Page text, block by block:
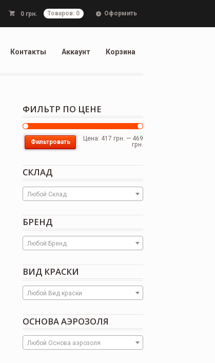
0 грн. Товаров: 0 Оформить
Контакты Аккаунт Корзина
ФИЛЬТР ПО ЦЕНЕ
Фильтровать Цена: 417 грн. — 469
грн.
СКЛАД
Любой Склад
БРЕНД
Любой Бренд
ВИД КРАСКИ
Любой Вид краски
ОСНОВА АЭРОЗОЛЯ
Любой Основа аэрозоля